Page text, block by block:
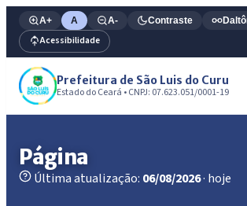
A+ A A- Contraste
Acessibilidade
Prefeitura de São Luis do Curu
Estado do Ceará • CNPJ: 07.623.051/0001-19
Página
Última atualização: 06/08/2026· hoje